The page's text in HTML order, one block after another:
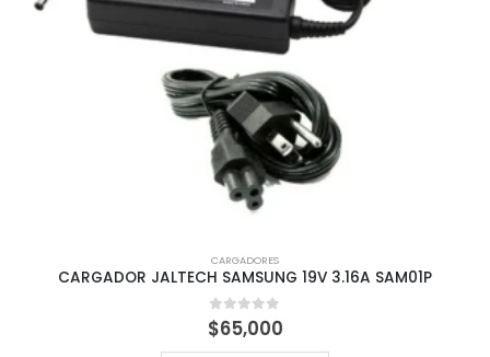
CARGADORES
CARGADOR JALTECH SAMSUNG 19V 3.16A SAM01P
0 out of 5
$65,000